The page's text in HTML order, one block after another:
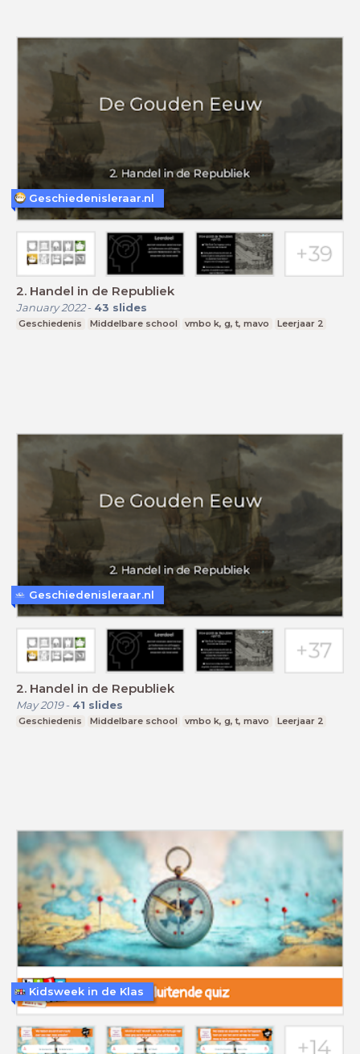
2. Handel in de Republiek
January 2022- 43 slides
Geschiedenis Middelbare school vmbo k, g, t, mavo Leerjaar 2
Geschiedenisleraar.nl
2. Handel in de Republiek
May 2019- 41 slides
Geschiedenis Middelbare school vmbo k, g, t, mavo Leerjaar 2
Geschiedenisleraar.nl
Kidsweek in de Klas